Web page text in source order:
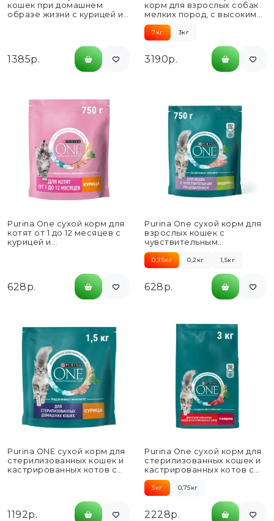
кошек при домашнем
образе жизни с курицей и
1385р.
корм для взрослых собак
мелких пород, с высоким
содержанием говядины...
7кг 3кг
3190р.
Purina One сухой корм для
котят от 1 до 12 месяцев с
курицей и...
628р.
Purina One сухой корм для
взрослых кошек с
чувствительным
пищеварением с индейкой
и рисом...
0,75кг 0,2кг 1,5кг
628р.
Purina ONE сухой корм для
стерилизованных кошек и
кастрированных котов с
1192р.
Purina One сухой корм для
стерилизованных кошек и
кастрированных котов с
говядиной и пшеницей...
3кг 0,75кг
2228р.